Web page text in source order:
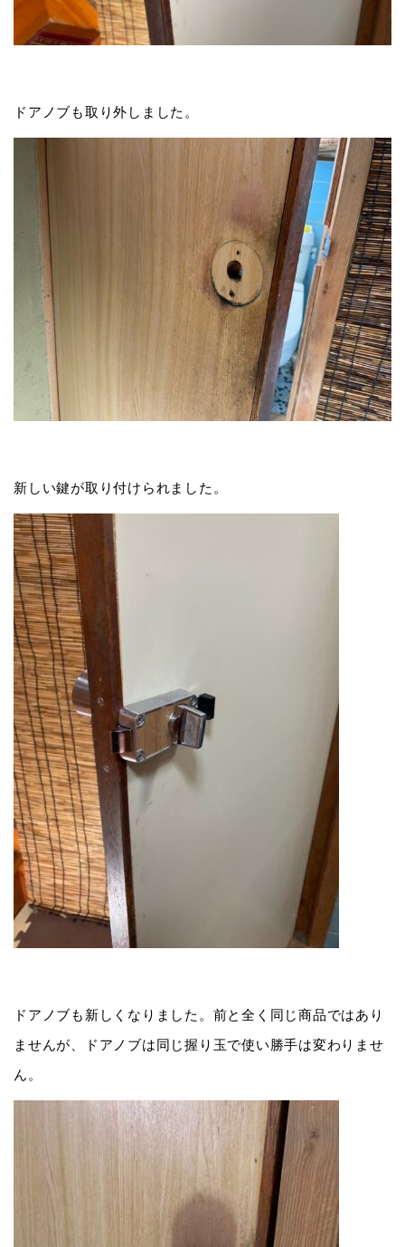
ドアノブも取り外しました。
新しい鍵が取り付けられました。
ドアノブも新しくなりました。前と全く同じ商品ではあり
ませんが、ドアノブは同じ握り玉で使い勝手は変わりませ
ん。